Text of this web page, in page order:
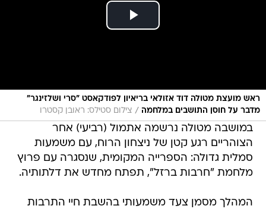
ראש מועצת מטולה דוד אזולאי בריאיון לפודקאסט ״סרי ושלזינגר״
מדבר על חוסן התושבים במלחמה / צילום סטילס: ראובן קסטרו
במושבה מטולה נרשמה אתמול (רביעי) אחר
הצוהריים רגע קטן של ניצחון הרוח, עם משמעות
סמלית גדולה: הספרייה המקומית, שנסגרה עם פרוץ
מלחמת "חרבות ברזל", תפתח מחדש את דלתותיה.
המהלך מסמן צעד משמעותי בהשבת חיי התרבות